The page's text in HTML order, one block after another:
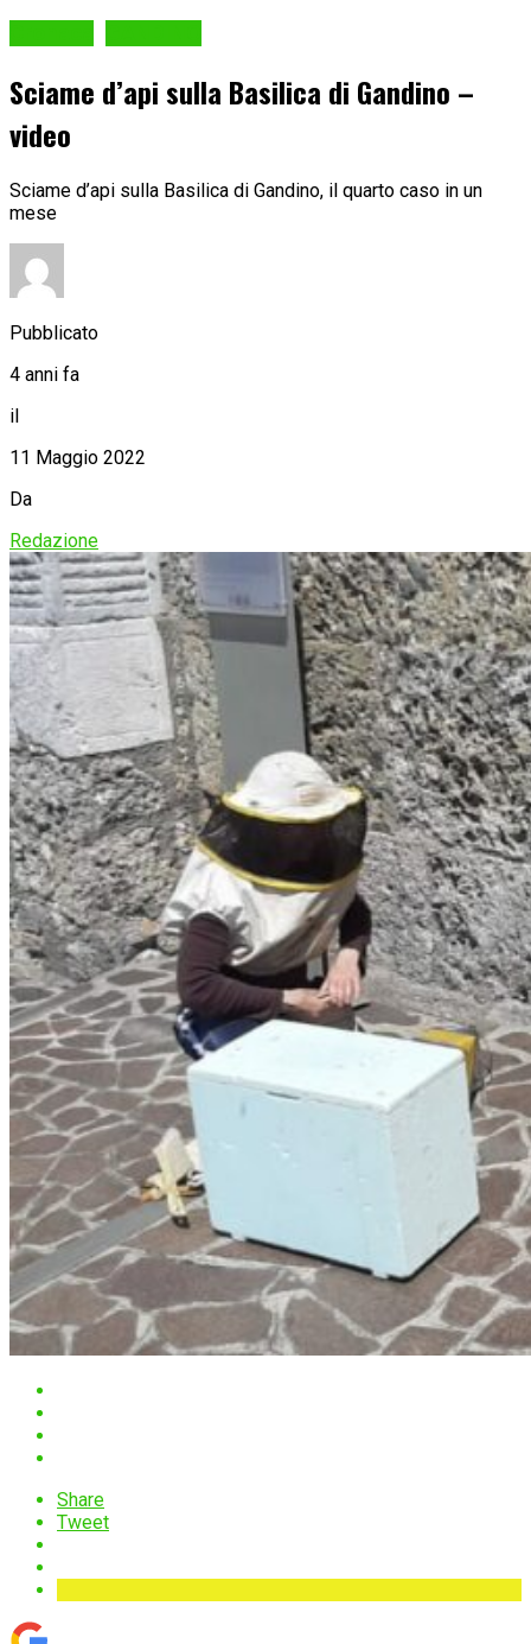
Sciame d’api sulla Basilica di Gandino –
video
Sciame d’api sulla Basilica di Gandino, il quarto caso in un
mese
Pubblicato
4 anni fa
il
11 Maggio 2022
Da
Redazione
Share
Tweet